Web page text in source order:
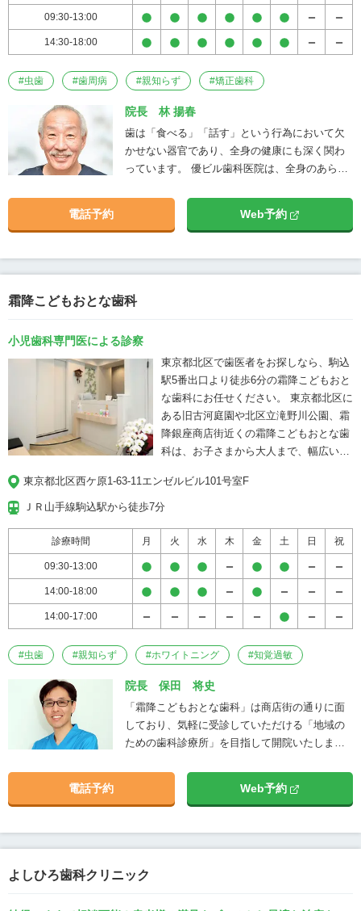
09:30-13:00
14:30-18:00
#虫歯 #歯周病 #親知らず #矯正歯科
中にインプラントを埋入する治療方法で
あることから、患者様の負担を最大限に
抑えた優しいインプラント治療です。 そ
に合わせた綿密で正確な治療計画が重要
下の4Sコンセプトを元に治療を行なって
おります。 ・Short（短期間治療） ・
Simple（シンプル） ・Small（最小限）
・Safe（安全） Dr. 林は抜歯即時埋入イ
人ひとりの症状に合わせた抜歯即時埋入
インプラント治療を行っています。 難症
ので、インプラントをお考えの方や他院
で断られてしまったような難症例にお悩
綴物の作製が可能です。 精密な歯科技工
物の作製が行えるため患者様の要望に応
えやすく、一人ひとりの満足度向上に繋
げることができます。 優ビル歯科医院で
は、失われた歯の機能の回復だけでな
く、お子様からご高齢の方まで健康で楽
科診療が可能です。 患者様目線を第一に
健やかな健康をサポートいたしますの
院長 林 揚春
歯は「食べる」「話す」という行為において欠
かせない器官であり、全身の健康にも深く関わ
っています。 優ビル歯科医院は、全身のあらゆ
うことと、患者様のQOL（生活の質）を高める
ことをモットーに、お子様からご高齢の方まで
ます。
電話予約 Web予約
霜降こどもおとな歯科
東京都北区西ケ原1-63-11エンゼルビル101号室F
ＪＲ山手線駒込駅から徒歩7分
診療時間 月 火 水 木 金 土 日 祝
09:30-13:00
14:00-18:00
14:00-17:00
#虫歯 #親知らず #ホワイトニング #知覚過敏
小児歯科専門医による診察
東京都北区で歯医者をお探しなら、駒込
駅5番出口より徒歩6分の霜降こどもおと
な歯科にお任せください。 東京都北区に
ある旧古河庭園や北区立滝野川公園、霜
降銀座商店街近くの霜降こどもおとな歯
科は、お子さまから大人まで、幅広い年
診療も可能な小児歯科専門の歯医者で
す。 当院は、歯科医師の約1％しかいな
な歯の成長をサポート。将来の歯並びや
噛み合わせに影響を与える可能性のある
問題を早期に発見し、矯正などの適切な
治療をご案内いたします。歯科用CTで、
様々な角度からお口の中を撮影し、歯や
あご骨の状態、血管の位置などを把握
し、安全で正確な診断をいたします。治
療して健康な状態を維持する、悪くなっ
たから治すのでなく、悪くならないよう
にするために、定期健診と予防処置が大
切です。毎日の歯磨きはもちろんです
が、フッ素塗布、歯石除去、ブラッシン
腔ケアのアドバイスも行い、ご自宅での
正しいケアにより、お口の健康を維持す
るためにサポートいたします。 歯医者が
院長 保田 将史
「霜降こどもおとな歯科」は商店街の通りに面
しており、気軽に受診していただける「地域の
ための歯科診療所」を目指して開院いたしまし
診療所の勤務と通じて多くのことを経験し学ん
できました。 当院に関わるすべての皆様が笑顔
ず、お口の中の健康づくりを通して地域のお役
に立てるように頑張ります。 どうぞよろしくお
願いいたします。
電話予約 Web予約
よしひろ歯科クリニック